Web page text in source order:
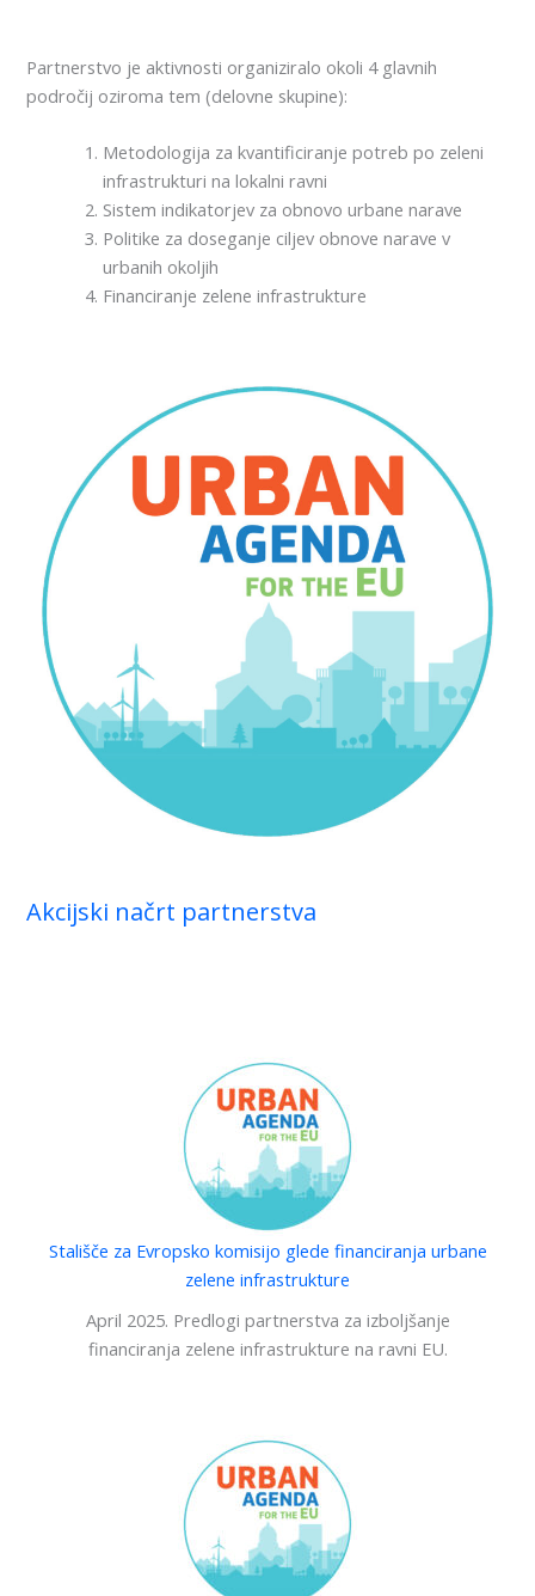
Partnerstvo je aktivnosti organiziralo okoli 4 glavnih
področij oziroma tem (delovne skupine):
Metodologija za kvantificiranje potreb po zeleni
infrastrukturi na lokalni ravni
Sistem indikatorjev za obnovo urbane narave
Politike za doseganje ciljev obnove narave v
urbanih okoljih
Financiranje zelene infrastrukture
Akcijski načrt partnerstva
Stališče za Evropsko komisijo glede financiranja urbane
zelene infrastrukture
April 2025. Predlogi partnerstva za izboljšanje
financiranja zelene infrastrukture na ravni EU.